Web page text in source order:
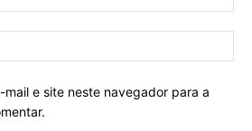
mail e site neste navegador para a